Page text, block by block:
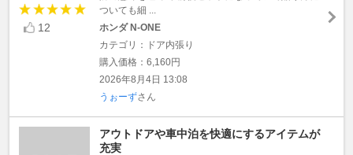
12
ついても細 ...
ホンダ N-ONE
カテゴリ：ドア内張り
購入価格：6,160円
2026年8月4日 13:08
うぉーずさん
アウトドアや車中泊を快適にするアイテムが
充実